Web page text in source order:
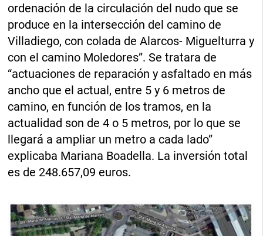
ordenación de la circulación del nudo que se
produce en la intersección del camino de
Villadiego, con colada de Alarcos- Miguelturra y
con el camino Moledores”. Se tratara de
“actuaciones de reparación y asfaltado en más
ancho que el actual, entre 5 y 6 metros de
camino, en función de los tramos, en la
actualidad son de 4 o 5 metros, por lo que se
llegará a ampliar un metro a cada lado”
explicaba Mariana Boadella. La inversión total
es de 248.657,09 euros.